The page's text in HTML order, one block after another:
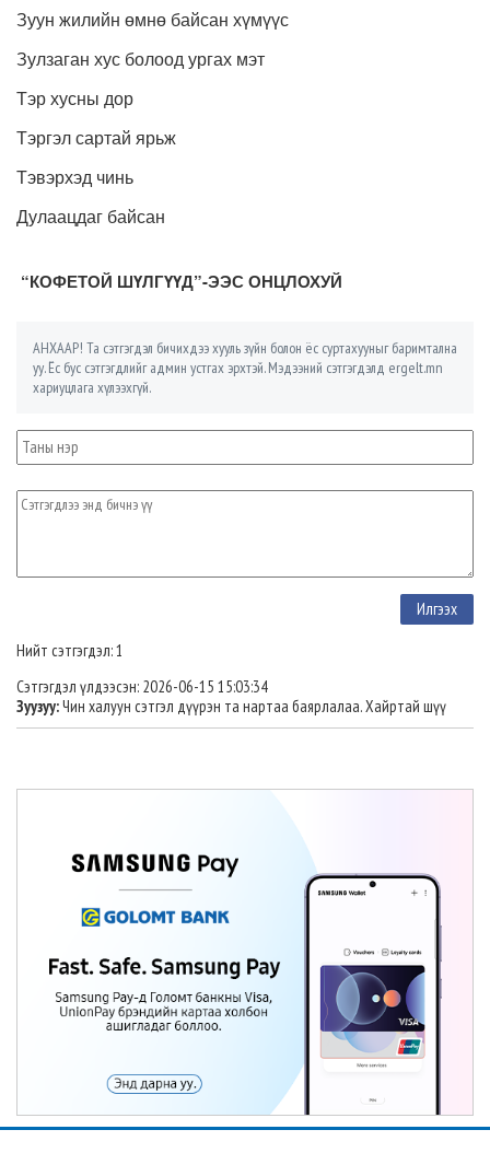
Зуун жилийн өмнө байсан хүмүүс
Зулзаган хус болоод ургах мэт
Тэр хусны дор
Тэргэл сартай ярьж
Тэвэрхэд чинь
Дулаацдаг байсан
“КОФЕТОЙ ШҮЛГҮҮД”-ЭЭС ОНЦЛОХУЙ
АНХААР! Та сэтгэгдэл бичихдээ хууль зүйн болон ёс суртахууныг баримтална
уу. Ёс бус сэтгэгдлийг админ устгах эрхтэй. Мэдээний сэтгэгдэлд ergelt.mn
хариуцлага хүлээхгүй.
Нийт сэтгэгдэл: 1
Сэтгэгдэл үлдээсэн: 2026-06-15 15:03:34
Зуузуу:Чин халуун сэтгэл дүүрэн та нартаа баярлалаа. Хайртай шүү